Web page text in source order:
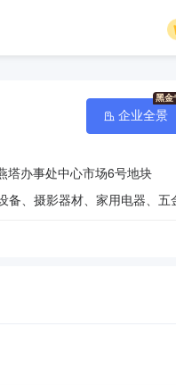
塔办事处中心市场6号地块
企业全景